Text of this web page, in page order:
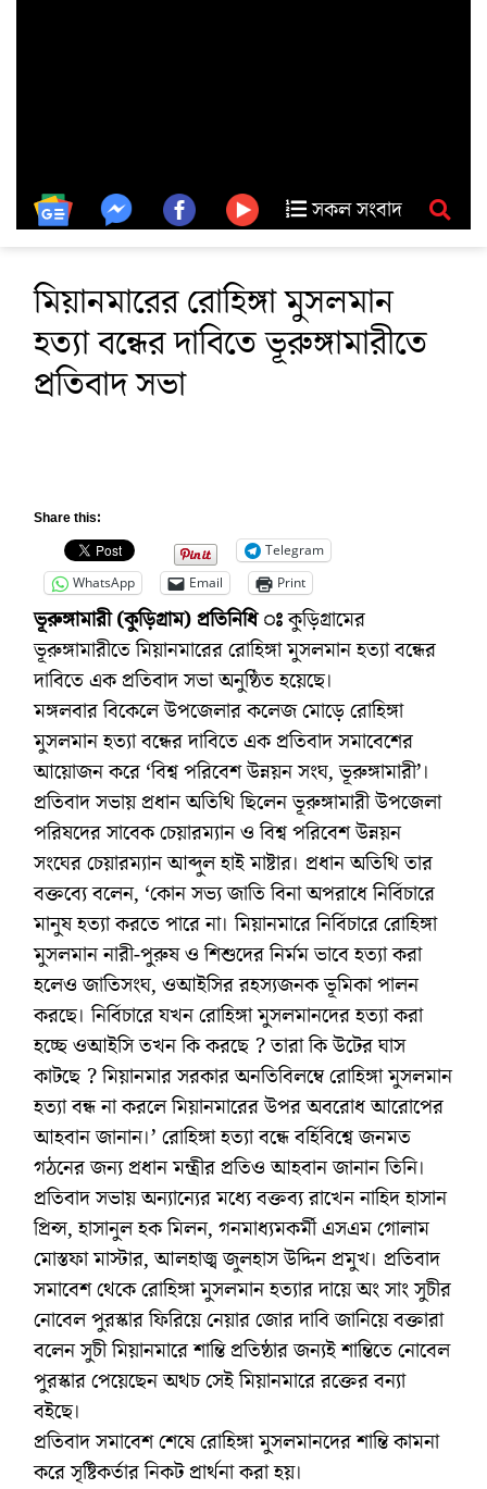
সকল সংবাদ
মিয়ানমারের রোহিঙ্গা মুসলমান
হত্যা বন্ধের দাবিতে ভূরুঙ্গামারীতে
প্রতিবাদ সভা
Share this:
Telegram
WhatsApp
Email Print
ভূরুঙ্গামারী (কুড়িগ্রাম) প্রতিনিধি ঃকুড়িগ্রামের
ভূরুঙ্গামারীতে মিয়ানমারের রোহিঙ্গা মুসলমান হত্যা বন্ধের
দাবিতে এক প্রতিবাদ সভা অনুষ্ঠিত হয়েছে।
মঙ্গলবার বিকেলে উপজেলার কলেজ মোড়ে রোহিঙ্গা
মুসলমান হত্যা বন্ধের দাবিতে এক প্রতিবাদ সমাবেশের
আয়োজন করে ‘বিশ্ব পরিবেশ উন্নয়ন সংঘ, ভূরুঙ্গামারী’।
প্রতিবাদ সভায় প্রধান অতিথি ছিলেন ভূরুঙ্গামারী উপজেলা
পরিষদের সাবেক চেয়ারম্যান ও বিশ্ব পরিবেশ উন্নয়ন
সংঘের চেয়ারম্যান আব্দুল হাই মাষ্টার। প্রধান অতিথি তার
বক্তব্যে বলেন, ‘কোন সভ্য জাতি বিনা অপরাধে নির্বিচারে
মানুষ হত্যা করতে পারে না। মিয়ানমারে নির্বিচারে রোহিঙ্গা
মুসলমান নারী-পুরুষ ও শিশুদের নির্মম ভাবে হত্যা করা
হলেও জাতিসংঘ, ওআইসির রহস্যজনক ভূমিকা পালন
করছে। নির্বিচারে যখন রোহিঙ্গা মুসলমানদের হত্যা করা
হচ্ছে ওআইসি তখন কি করছে ? তারা কি উটের ঘাস
কাটছে ? মিয়ানমার সরকার অনতিবিলম্বে রোহিঙ্গা মুসলমান
হত্যা বন্ধ না করলে মিয়ানমারের উপর অবরোধ আরোপের
আহবান জানান।’ রোহিঙ্গা হত্যা বন্ধে বর্হিবিশ্বে জনমত
গঠনের জন্য প্রধান মন্ত্রীর প্রতিও আহবান জানান তিনি।
প্রতিবাদ সভায় অন্যান্যের মধ্যে বক্তব্য রাখেন নাহিদ হাসান
প্রিন্স, হাসানুল হক মিলন, গনমাধ্যমকর্মী এসএম গোলাম
মোস্তফা মাস্টার, আলহাজ্ব জুলহাস উদ্দিন প্রমুখ। প্রতিবাদ
সমাবেশ থেকে রোহিঙ্গা মুসলমান হত্যার দায়ে অং সাং সুচীর
নোবেল পুরস্কার ফিরিয়ে নেয়ার জোর দাবি জানিয়ে বক্তারা
বলেন সুচী মিয়ানমারে শান্তি প্রতিষ্ঠার জন্যই শান্তিতে নোবেল
পুরস্কার পেয়েছেন অথচ সেই মিয়ানমারে রক্তের বন্যা
বইছে।
প্রতিবাদ সমাবেশ শেষে রোহিঙ্গা মুসলমানদের শান্তি কামনা
করে সৃষ্টিকর্তার নিকট প্রার্থনা করা হয়।